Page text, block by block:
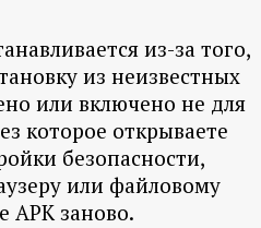
из-за того,
из неизвестных
или включено не для
которое открываете
безопасности,
или файловому
APK заново.